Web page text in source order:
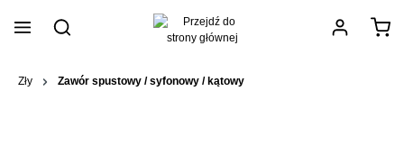
zawartości
Zły Zawór spustowy / syfonowy / kątowy